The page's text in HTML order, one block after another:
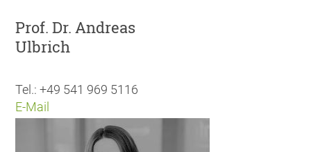
Prof. Dr. Andreas
Ulbrich
Tel.: +49 541 969 5116
E-Mail